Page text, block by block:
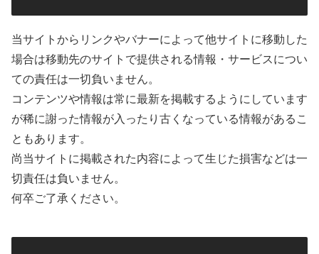
当サイトからリンクやバナーによって他サイトに移動した
場合は移動先のサイトで提供される情報・サービスについ
ての責任は一切負いません。
コンテンツや情報は常に最新を掲載するようにしています
が稀に謝った情報が入ったり古くなっている情報があるこ
ともあります。
尚当サイトに掲載された内容によって生じた損害などは一
切責任は負いません。
何卒ご了承ください。